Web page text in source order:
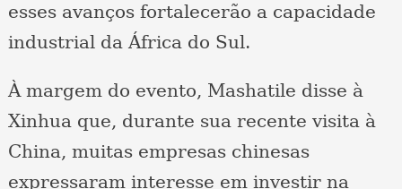
esses avanços fortalecerão a capacidade
industrial da África do Sul.
À margem do evento, Mashatile disse à
Xinhua que, durante sua recente visita à
China, muitas empresas chinesas
expressaram interesse em investir na